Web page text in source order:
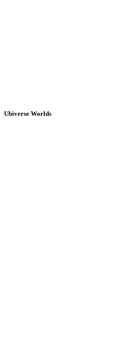
Ubiverse Worlds